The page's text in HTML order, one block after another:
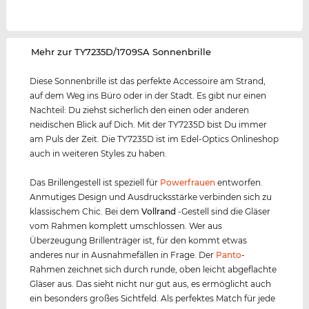
‌Mehr zur TY7235D/1709SA Sonnenbrille
Diese Sonnenbrille ist das perfekte Accessoire am Strand,
auf dem Weg ins Büro oder in der Stadt. Es gibt nur einen
Nachteil: Du ziehst sicherlich den einen oder anderen
neidischen Blick auf Dich. Mit der TY7235D bist Du immer
am Puls der Zeit. Die TY7235D ist im Edel-Optics Onlineshop
auch in weiteren Styles zu haben.
Das Brillengestell ist speziell für Powerfrauen entworfen.
Anmutiges Design und Ausdrucksstärke verbinden sich zu
klassischem Chic. Bei demVollrand -Gestell sind die Gläser
vom Rahmen komplett umschlossen. Wer aus
Überzeugung Brillenträger ist, für den kommt etwas
anderes nur in Ausnahmefällen in Frage. Der Panto-
Rahmen zeichnet sich durch runde, oben leicht abgeflachte
Gläser aus. Das sieht nicht nur gut aus, es ermöglicht auch
ein besonders großes Sichtfeld. Als perfektes Match für jede